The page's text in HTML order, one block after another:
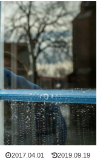
2017.04.01 2019.09.19